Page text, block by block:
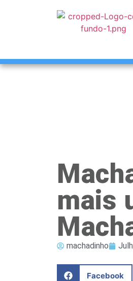
mais
machadinho
Facebook